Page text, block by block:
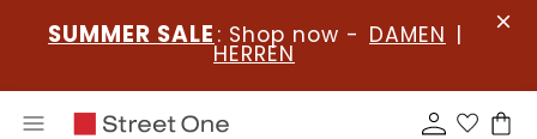
SUMMER SALE : Shop now - DAMEN |
HERREN